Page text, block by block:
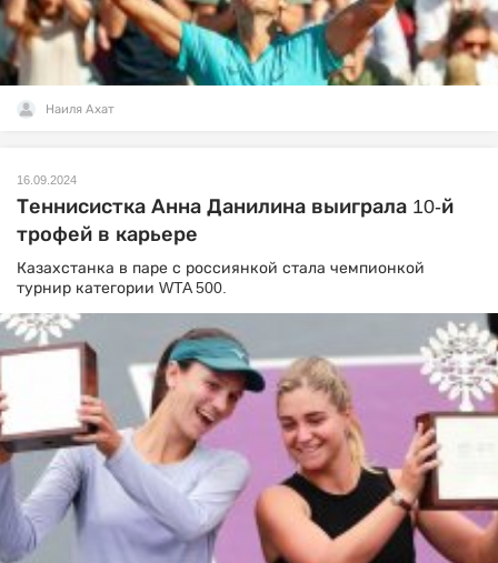
Наиля Ахат
16.09.2024
Теннисистка Анна Данилина выиграла 10-й
трофей в карьере
Казахстанка в паре с россиянкой стала чемпионкой
турнир категории WTA 500.